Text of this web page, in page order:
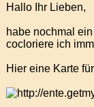
Hallo Ihr Lieben,
habe nochmal
cocloriere ich
Hier eine Karte